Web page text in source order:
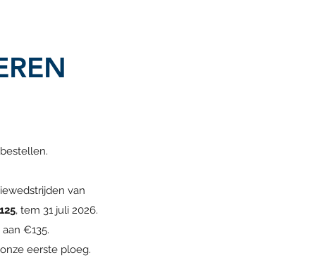
van
, tem 31 juli 2026.
€135.
eerste ploeg.